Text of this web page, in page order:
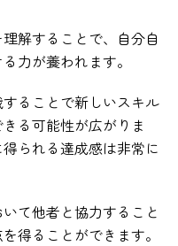
理解することで、自分自
力が養われます。
することで新しいスキル
る可能性が広がりま
られる達成感は非常に
て他者と協力すること
得ることができます。